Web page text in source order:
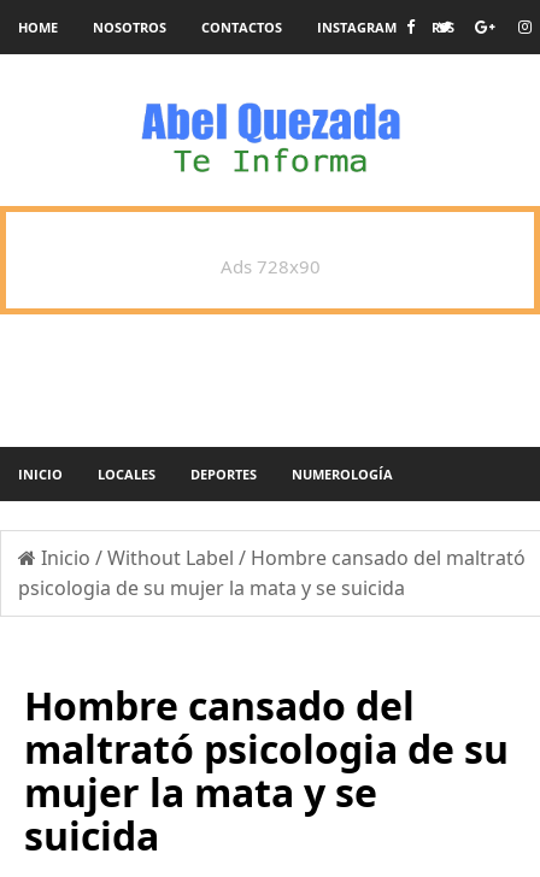
HOME NOSOTROS CONTACTOS INSTAGRAM RSS
Ads 728x90
INICIO LOCALES DEPORTES NUMEROLOGÍA
Inicio /Without Label / Hombre cansado del maltrató
psicologia de su mujer la mata y se suicida
Hombre cansado del
maltrató psicologia de su
mujer la mata y se
suicida